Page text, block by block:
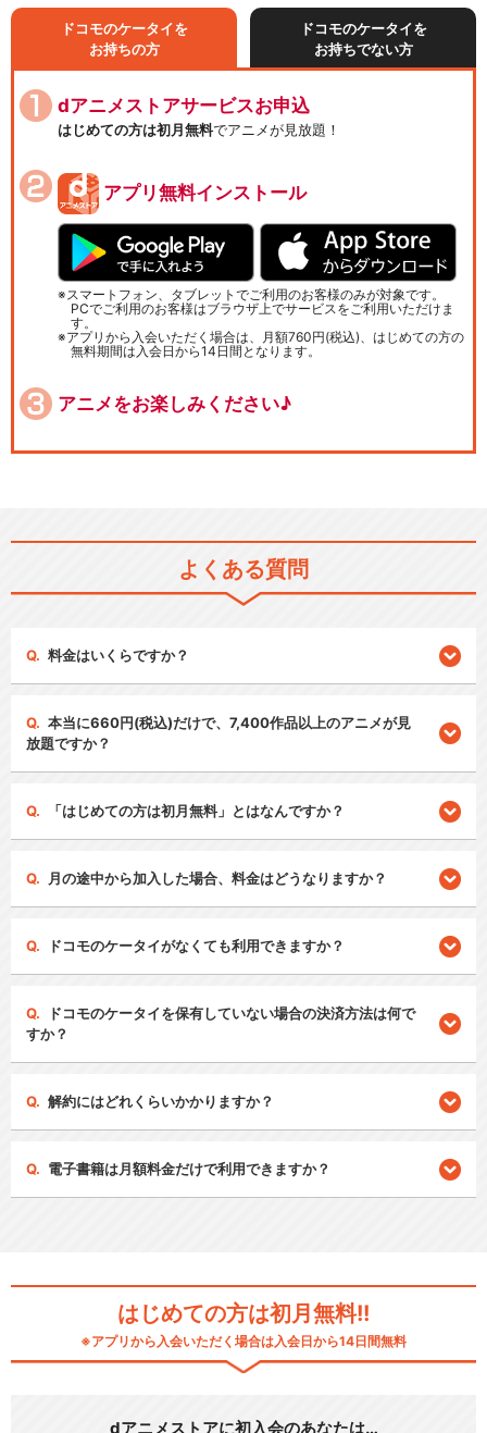
ドコモのケータイを
お持ちの方
ドコモのケータイを
お持ちでない方
dアニメストアサービスお申込
はじめての方は初月無料でアニメが見放題！
アプリ無料インストール
スマートフォン、タブレットでご利用のお客様のみが対象です。
PCでご利用のお客様はブラウザ上でサービスをご利用いただけま
す。
アプリから入会いただく場合は、月額760円(税込)、はじめての方の
無料期間は入会日から14日間となります。
アニメをお楽しみください♪
よくある質問
料金はいくらですか？
本当に660円(税込)だけで、7,400作品以上のアニメが見
放題ですか？
「はじめての方は初月無料」とはなんですか？
月の途中から加入した場合、料金はどうなりますか？
ドコモのケータイがなくても利用できますか？
ドコモのケータイを保有していない場合の決済方法は何で
すか？
解約にはどれくらいかかりますか？
電子書籍は月額料金だけで利用できますか？
はじめての方は初月無料!!
※アプリから入会いただく場合は入会日から14日間無料
dアニメストアに初入会のあなたは…